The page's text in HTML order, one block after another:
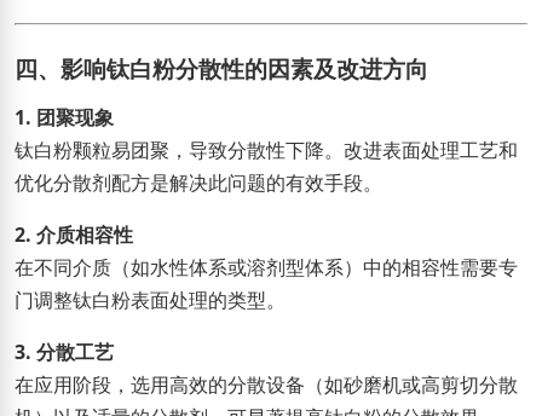
四、影响钛白粉分散性的因素及改进方向
1. 团聚现象
钛白粉颗粒易团聚，导致分散性下降。改进表面处理工艺和
优化分散剂配方是解决此问题的有效手段。
2. 介质相容性
在不同介质（如水性体系或溶剂型体系）中的相容性需要专
门调整钛白粉表面处理的类型。
3. 分散工艺
在应用阶段，选用高效的分散设备（如砂磨机或高剪切分散